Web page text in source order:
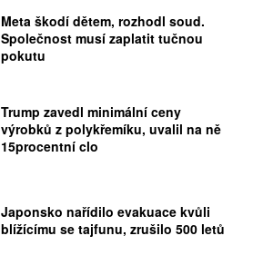
Meta škodí dětem, rozhodl soud.
Společnost musí zaplatit tučnou
pokutu
Trump zavedl minimální ceny
výrobků z polykřemíku, uvalil na ně
15procentní clo
Japonsko nařídilo evakuace kvůli
blížícímu se tajfunu, zrušilo 500 letů